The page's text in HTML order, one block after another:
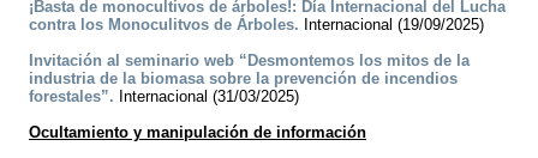
¡Basta de monocultivos de árboles!: Día Internacional del Lucha
contra los Monoculitvos de Árboles. Internacional (19/09/2025)
Invitación al seminario web “Desmontemos los mitos de la
industria de la biomasa sobre la prevención de incendios
forestales”. Internacional (31/03/2025)
Ocultamiento y manipulación de información